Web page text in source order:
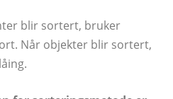
blir sortert, bruker
Når objekter blir sortert,